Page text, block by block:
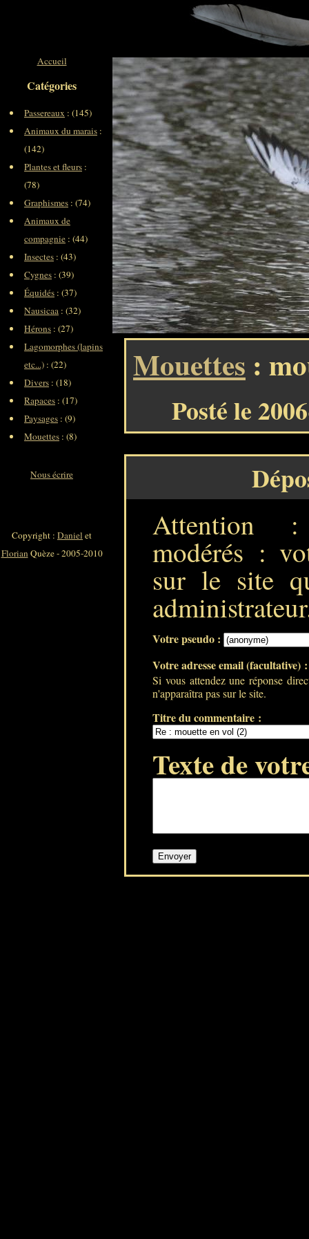
Mouettes :
Posté le
Attention :
modérés :
sur le site
Votre pseudo :
Votre adresse email (facultative)
Si vous attendez une réponse
n'apparaîtra pas sur le site.
Titre du commentaire :
Texte de
Accueil
Catégories
Passereaux : (145)
Animaux du marais :
(142)
Plantes et fleurs :
(78)
Graphismes : (74)
Animaux de
compagnie : (44)
Insectes : (43)
Cygnes : (39)
Équidés : (37)
Nausicaa : (32)
Hérons : (27)
Lagomorphes (lapins
etc...) : (22)
Divers : (18)
Rapaces : (17)
Paysages : (9)
Mouettes : (8)
Nous écrire
Copyright : Daniel et
FlorianQuèze - 2005-2010